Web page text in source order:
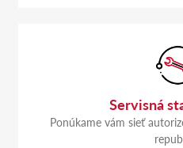
Servisná
Ponúkame vám sieť